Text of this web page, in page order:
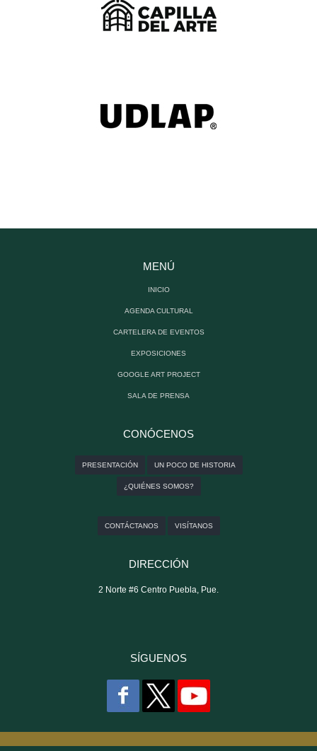
MENÚ
INICIO
AGENDA CULTURAL
CARTELERA DE EVENTOS
EXPOSICIONES
GOOGLE ART PROJECT
SALA DE PRENSA
CONÓCENOS
PRESENTACIÓN UN POCO DE HISTORIA
¿QUIÉNES SOMOS?
CONTÁCTANOS VISÍTANOS
DIRECCIÓN
2 Norte #6 Centro Puebla, Pue.
SÍGUENOS